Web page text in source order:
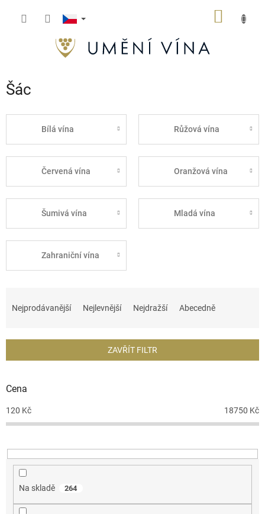
Šác
Bílá vína Růžová vína
Červená vína Oranžová vína
Šumivá vína Mladá vína
Zahraniční vína
í
r
d
u
t
ů
Nejprodávanější Nejlevnější Nejdražší Abecedně
ZAVŘÍT FILTR
Cena
120 Kč 18750 Kč
Na skladě 264